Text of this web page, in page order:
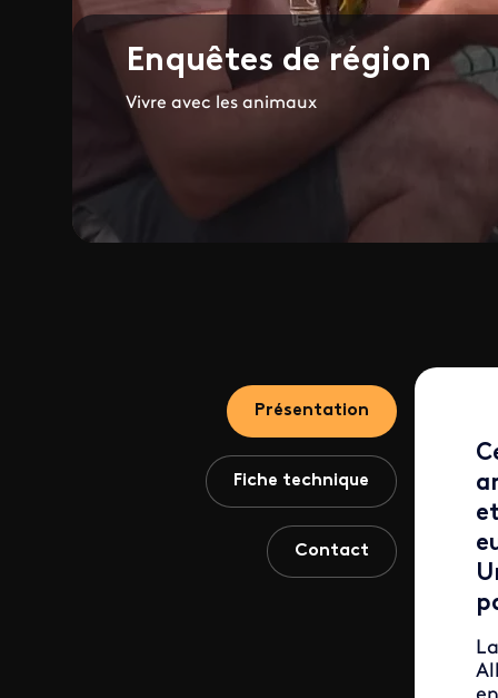
Enquêtes de région
Vivre avec les animaux
Présentation
Fiche technique
Contact